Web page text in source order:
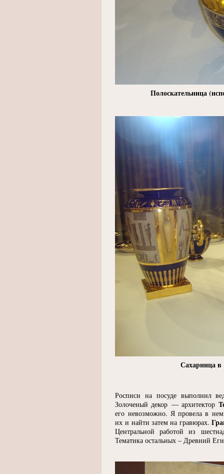
Полоскательница(
Сахарница в
Росписи на посуде выполнил
Золоченый декор — архитектор
его невозможно. Я провела в нем
их и найти затем на гравюрах.
Центральной работой из
Тематика остальных – Древний